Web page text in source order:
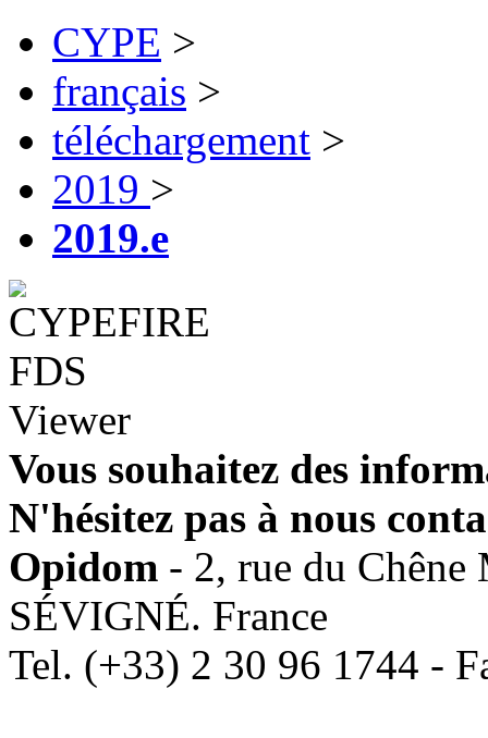
CYPE >
français >
téléchargement >
2019 >
2019.e
Vous souhaitez des
N'hésitez pas à nous
Opidom - 2, rue du Chêne
SÉVIGNÉ. France
Tel. (+33) 2 30 96 1744 -